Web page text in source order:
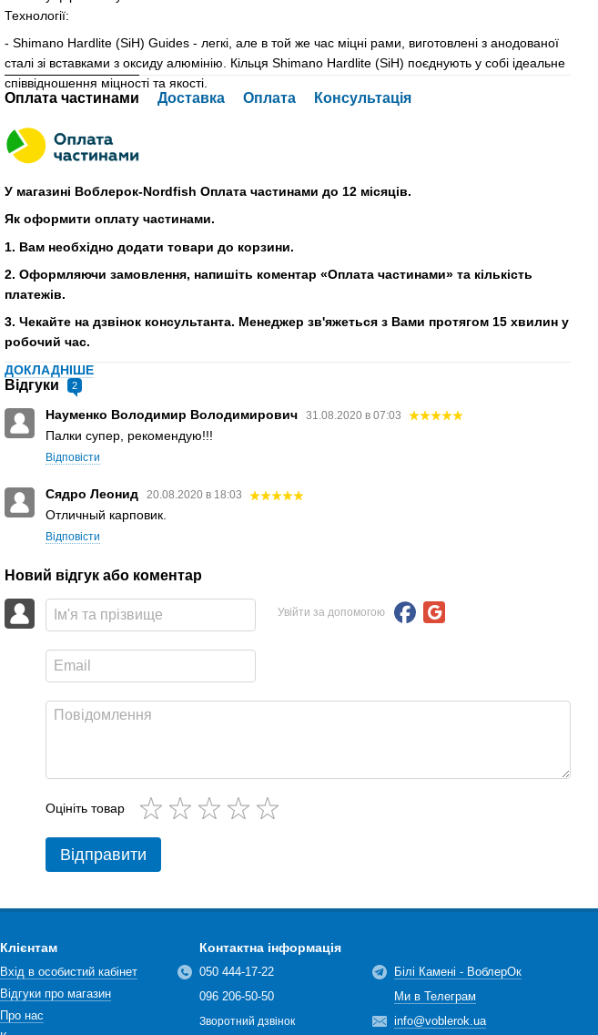
Технології:
- Shimano Hardlite (SiH) Guides - легкі, але в той же час міцні рами, виготовлені з анодованої
сталі зі вставками з оксиду алюмінію. Кільця Shimano Hardlite (SiH) поєднують у собі ідеальне
співвідношення міцності та якості.
Оплата частинами Доставка Оплата Консультація
У магазині Воблерок-Nordfish Оплата частинами до 12 місяців.
Як оформити оплату частинами.
1. Вам необхідно додати товари до корзини.
2. Оформляючи замовлення, напишіть коментар «Оплата частинами» та кількість
платежів.
3. Чекайте на дзвінок консультанта. Менеджер зв'яжеться з Вами протягом 15 хвилин у
робочий час.
ДОКЛАДНІШЕ
Відгуки 2
Науменко Володимир Володимирович 31.08.2020 в 07:03
Палки супер, рекомендую!!!
Відповісти
Сядро Леонид 20.08.2020 в 18:03
Отличный карповик.
Відповісти
Новий відгук або коментар
Увійти за допомогою
Оцініть товар
Відправити
Клієнтам
Вхід в особистий кабінет
Відгуки про магазин
Про нас
Контактна інформація
050 444-17-22
096 206-50-50
Зворотний дзвінок
Білі Камені - ВоблерОк
Ми в Телеграм
info@voblerok.ua